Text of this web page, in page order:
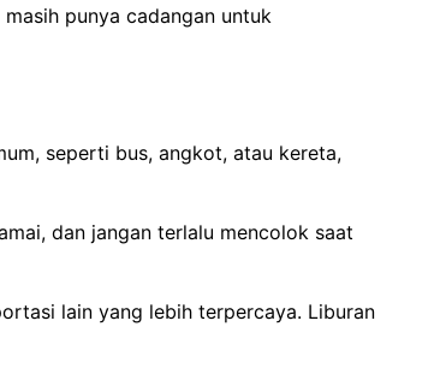
punya cadangan untuk
seperti bus, angkot, atau kereta,
dan jangan terlalu mencolok saat
lain yang lebih terpercaya. Liburan